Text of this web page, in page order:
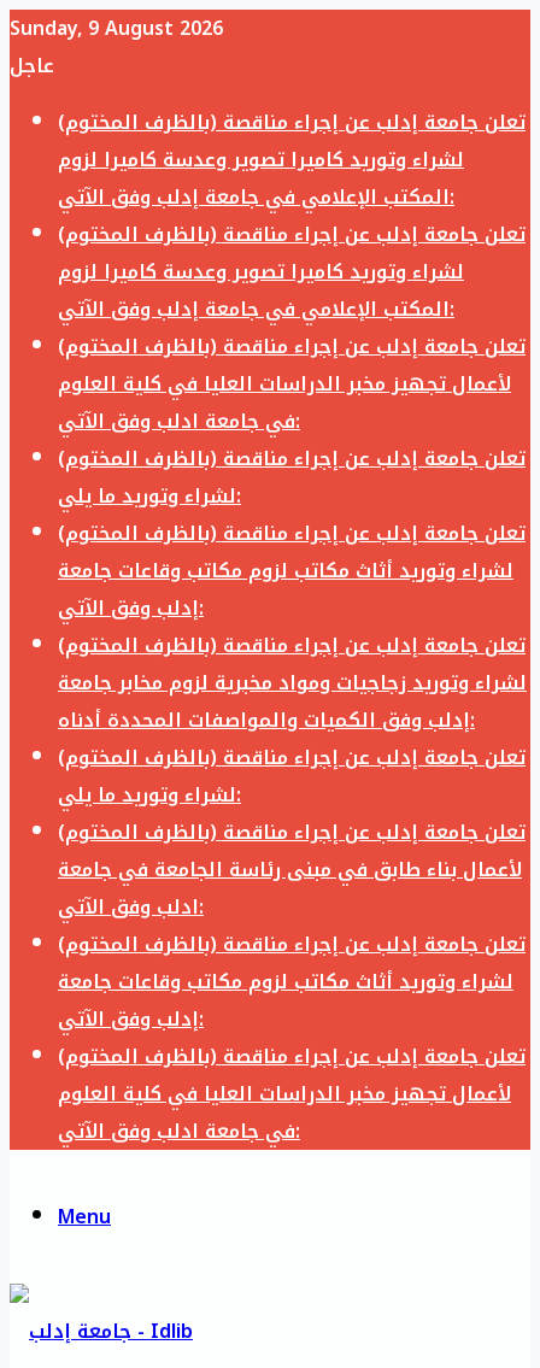
Sunday, 9 August 2026
عاجل
تعلن جامعة إدلب عن إجراء مناقصة (بالظرف المختوم)
لشراء وتوريد كاميرا تصوير وعدسة كاميرا لزوم
المكتب الإعلامي في جامعة إدلب وفق الآتي:
تعلن جامعة إدلب عن إجراء مناقصة (بالظرف المختوم)
لشراء وتوريد كاميرا تصوير وعدسة كاميرا لزوم
المكتب الإعلامي في جامعة إدلب وفق الآتي:
تعلن جامعة إدلب عن إجراء مناقصة (بالظرف المختوم)
لأعمال تجهيز مخبر الدراسات العليا في كلية العلوم
في جامعة ادلب وفق الآتي:
تعلن جامعة إدلب عن إجراء مناقصة (بالظرف المختوم)
لشراء وتوريد ما يلي:
تعلن جامعة إدلب عن إجراء مناقصة (بالظرف المختوم)
لشراء وتوريد أثاث مكاتب لزوم مكاتب وقاعات جامعة
إدلب وفق الآتي:
تعلن جامعة إدلب عن إجراء مناقصة (بالظرف المختوم)
لشراء وتوريد زجاجيات ومواد مخبرية لزوم مخابر جامعة
إدلب وفق الكميات والمواصفات المحددة أدناه:
تعلن جامعة إدلب عن إجراء مناقصة (بالظرف المختوم)
لشراء وتوريد ما يلي:
تعلن جامعة إدلب عن إجراء مناقصة (بالظرف المختوم)
لأعمال بناء طابق في مبنى رئاسة الجامعة في جامعة
ادلب وفق الآتي:
تعلن جامعة إدلب عن إجراء مناقصة (بالظرف المختوم)
لشراء وتوريد أثاث مكاتب لزوم مكاتب وقاعات جامعة
إدلب وفق الآتي:
تعلن جامعة إدلب عن إجراء مناقصة (بالظرف المختوم)
لأعمال تجهيز مخبر الدراسات العليا في كلية العلوم
في جامعة ادلب وفق الآتي:
Menu